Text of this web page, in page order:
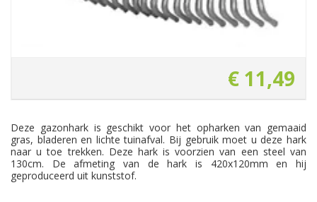
€ 11,49
Deze gazonhark is geschikt voor het opharken van gemaaid
gras, bladeren en lichte tuinafval. Bij gebruik moet u deze hark
naar u toe trekken. Deze hark is voorzien van een steel van
130cm. De afmeting van de hark is 420x120mm en hij
geproduceerd uit kunststof.